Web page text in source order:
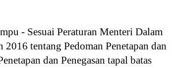
- Sesuai Peraturan Menteri Dalam
tentang Pedoman Penetapan dan
dan Penegasan tapal batas